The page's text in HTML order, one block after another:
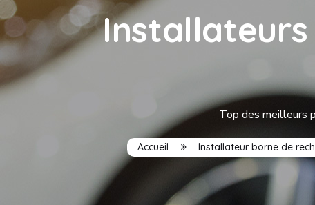
Top des meilleurs
Accueil Installateur borne de